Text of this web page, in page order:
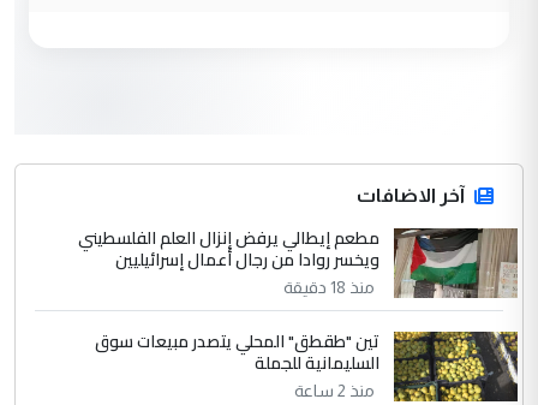
جنسية الرافد الثالث للعراق ومن اصول عريقة
ابا فرات ...
الموضوع :
الجواهري يرد على صدام حسين سل
مضجعيك يابن الزنا (نص كامل)
سردار
التعليق : واحد من عصابة علي ماما يسقط
جنسية الرافد الثالث للعراق ومن اصول عريقة
آخر الاضافات
مطعم إيطالي يرفض إنزال العلم الفلسطيني
ويخسر روادا من رجال أعمال إسرائيليين
منذ 18 دقيقة
تين "طقطق" المحلي يتصدر مبيعات سوق
السليمانية للجملة
منذ 2 ساعة